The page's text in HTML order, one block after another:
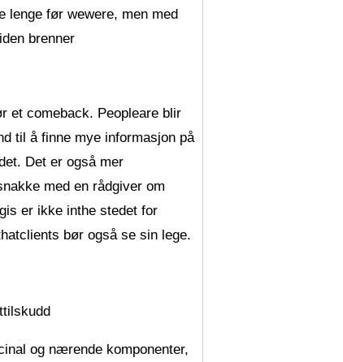
lenge før wewere, men med
brenner
et comeback. Peopleare blir
til å finne mye informasjon på
Det er også mer
med en rådgiver om
er ikke inthe stedet for
bør også se sin lege.
og nærende komponenter,